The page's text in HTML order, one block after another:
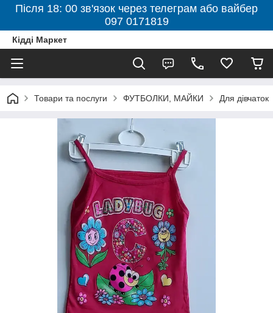
Після 18: 00 зв'язок через телеграм або вайбер
097 0171819
Кідді Маркет
Товари та послуги ФУТБОЛКИ, МАЙКИ Для дівчаток